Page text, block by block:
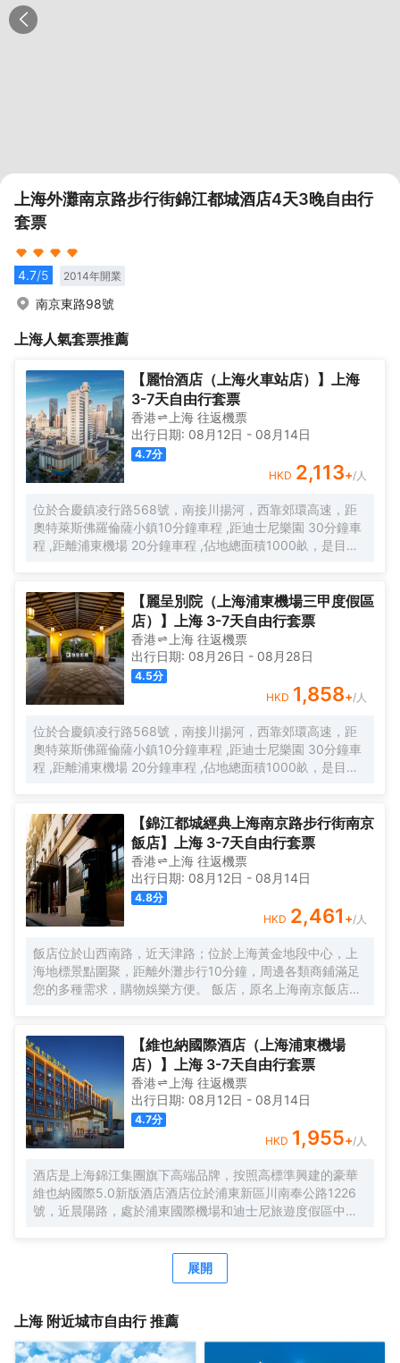
上海外灘南京路步行街錦江都城酒店4天3晚自由行
套票
4.7/5 2014年開業
南京東路98號
上海人氣套票推薦
【麗怡酒店（上海火車站店）】上海
3-7天自由行套票
香港 上海 往返機票
出行日期: 08月12日 - 08月14日
4.7分
HKD 2,113+/人
位於合慶鎮凌行路568號，南接川揚河，西靠郊環高速，距
奧特萊斯佛羅倫薩小鎮10分鐘車程 ,距迪士尼樂園 30分鐘車
程 ,距離浦東機場 20分鐘車程 ,佔地總面積1000畝，是目前
培訓於一體的綜合度假景區。 酒店整體以蘇式園林為主調，
精緻、古樸的四合院酒店 古色古香、花草蘢葱、鳥語花香 配
以現代化的設施以及標準化、人性化的服務。
【麗呈別院（上海浦東機場三甲度假區
店）】上海 3-7天自由行套票
香港 上海 往返機票
出行日期: 08月26日 - 08月28日
4.5分
HKD 1,858+/人
位於合慶鎮凌行路568號，南接川揚河，西靠郊環高速，距
奧特萊斯佛羅倫薩小鎮10分鐘車程 ,距迪士尼樂園 30分鐘車
程 ,距離浦東機場 20分鐘車程 ,佔地總面積1000畝，是目前
培訓於一體的綜合度假景區。 酒店整體以蘇式園林為主調，
精緻、古樸的四合院酒店 古色古香、花草蘢葱、鳥語花香 配
以現代化的設施以及標準化、人性化的服務。
【錦江都城經典上海南京路步行街南京
飯店】上海 3-7天自由行套票
香港 上海 往返機票
出行日期: 08月12日 - 08月14日
4.8分
HKD 2,461 +/人
飯店位於山西南路，近天津路；位於上海黃金地段中心，上
海地標景點圍聚，距離外灘步行10分鐘，周邊各類商鋪滿足
您的多種需求，購物娛樂方便。 飯店，原名上海南京飯店。
上海文壇人士聚會的場所，文壇巨匠巴金、魯迅等都曾和南
京飯店結下不解之緣，是巴金早期宴請賓客及重大宴請之
地。 飯店配有無線WIFI、中西式自助餐廳、大堂吧、會議
室，自助餐廳提供營養、豐富、藝術的自助早餐，多種選擇
的午晚餐，每日下午2點至4點提供“社交時光”供您享用飲
料、小食，飯店是您旅遊、商務的上佳選擇。
【維也納國際酒店（上海浦東機場
店）】上海 3-7天自由行套票
香港 上海 往返機票
出行日期: 08月12日 - 08月14日
4.7分
HKD 1,955+/人
酒店是上海錦江集團旗下高端品牌，按照高標準興建的豪華
維也納國際5.0新版酒店酒店位於浦東新區川南奉公路1226
號，近晨陽路，處於浦東國際機場和迪士尼旅遊度假區中間
離浦東國際機場，僅有15分鐘車程。距離上海國際旅遊度假
區（迪士尼樂園），僅有20分鐘車程。可便捷到達地鐵2號
資源眾多，有上海新國際博覽中心、佛羅倫薩奧特萊斯購物
海旅遊區等。 酒店是錦江酒店（中國區）旗下的中端連鎖品
展開
上海 附近城市自由行 推薦